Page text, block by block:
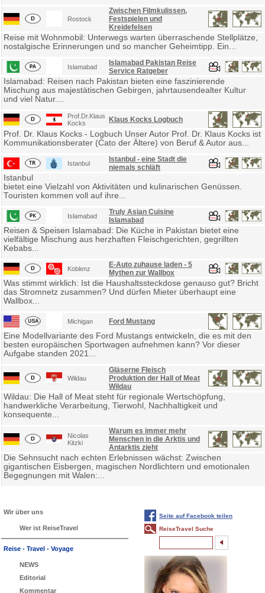
Rostock
Zwischen Filmkulissen,
Festspielen und
Kreidefelsen
Reise mit Wohnmobil: Unterwegs warten überraschende Stellplätze,
nostalgische Erinnerungen und so mancher Geheimtipp. Ein...
Islamabad
Islamabad Pakistan Reise
Service Ratgeber
Islamabad: Reisen nach Pakistan bieten eine faszinierende
Mischung aus majestätischen Gebirgen, jahrtausendealter Kultur
und viel Natur....
Prof.Dr.Klaus
Kocks
Klaus Kocks Logbuch
Prof. Dr. Klaus Kocks - Logbuch Unser Autor Prof. Dr. Klaus Kocks ist
Kommunikationsberater (Cato der Ältere) von Beruf & Autor aus...
Istanbul
Istanbul - eine Stadt die
niemals schläft
Istanbul
bietet eine Vielzahl von Aktivitäten und kulinarischen Genüssen.
Touristen kommen voll auf ihre...
Islamabad
Truly Asian Cuisine
Islamabad
Reisen & Speisen Islamabad: Die Küche in Pakistan bietet eine
vielfältige Mischung aus herzhaften Fleischgerichten, gegrillten
Kebabs...
Koblenz
E-Auto zuhause laden - 5
Mythen zur Wallbox
Was stimmt wirklich: Ist die Haushaltssteckdose genauso gut? Bricht
das Stromnetz zusammen? Und dürfen Mieter überhaupt eine
Wallbox...
Michigan Ford Mustang
Eine Modellvariante des Ford Mustangs entwickeln, die es mit den
besten europäischen Sportwagen aufnehmen kann? Vor dieser
Aufgabe standen 2021...
Wildau
Gläserne Fleisch
Produktion der Hall of Meat
Wildau
Wildau: Die Hall of Meat steht für regionale Wertschöpfung,
handwerkliche Verarbeitung, Tierwohl, Nachhaltigkeit und
konsequente...
Nicolas
Kitzki
Warum es immer mehr
Menschen in die Arktis und
Antarktis zieht
Die Sehnsucht nach echten Erlebnissen wächst: Zwischen
gigantischen Eisbergen, magischen Nordlichtern und emotionalen
Begegnungen mit Walen:...
Wir über uns
Wer ist ReiseTravel
Reise - Travel - Voyage
NEWS
Editorial
Kommentar
Seite auf Facebook teilen
ReiseTravel Suche